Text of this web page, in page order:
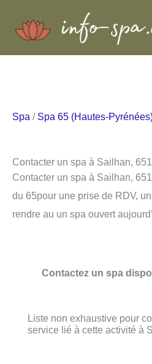
Spa / Spa 65 (Hautes-
Contacter un spa à Sailhan,
Contacter un spa à Sailhan,
du 65pour une prise de RDV,
rendre au un spa ouvert
Contactez un spa
Liste non exhaustive pour
service lié à cette activité à